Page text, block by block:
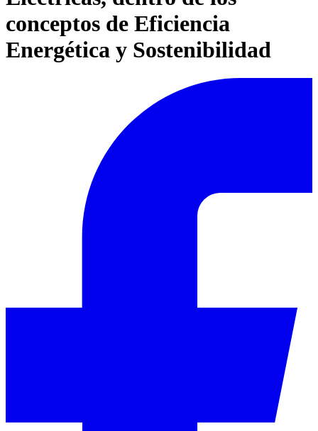
conceptos de Eficiencia
Energética y Sostenibilidad